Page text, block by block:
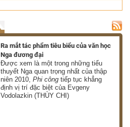
Ra mắt tác phẩm tiêu biểu của văn học
Nga đương đại
Được xem là một trong những tiểu
thuyết Nga quan trọng nhất của thập
niên 2010,Phi công tiếp tục khẳng
định vị trí đặc biệt của Evgeny
Vodolazkin (THÙY CHI)